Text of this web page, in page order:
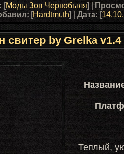
[Моды Зов Чернобыля] |
[Hardtmuth] | Дата: [
свитер by Grelka v1.4
Теплый,